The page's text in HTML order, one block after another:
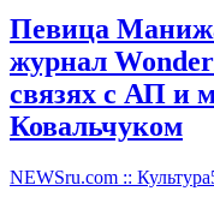
Певица
журнал
связях с АП и
Ковальчуком
NEWSru.com :: Культура